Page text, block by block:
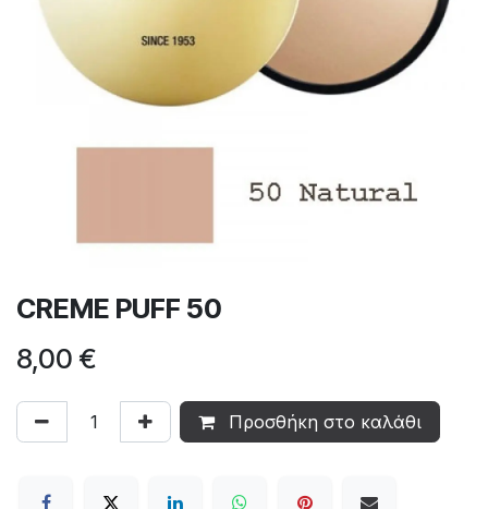
CREME PUFF 50
8,00 €
Προσθήκη στο καλάθι